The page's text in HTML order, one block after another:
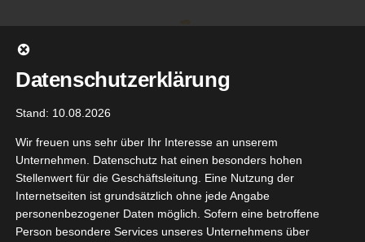
springen
Datenschutzerklärung
Stand: 10.08.2026
Wir freuen uns sehr über Ihr Interesse an unserem
Unternehmen. Datenschutz hat einen besonders hohen
Stellenwert für die Geschäftsleitung. Eine Nutzung der
Internetseiten ist grundsätzlich ohne jede Angabe
personenbezogener Daten möglich. Sofern eine betroffene
Person besondere Services unseres Unternehmens über